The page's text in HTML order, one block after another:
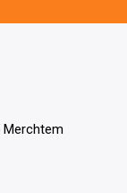
Merchtem